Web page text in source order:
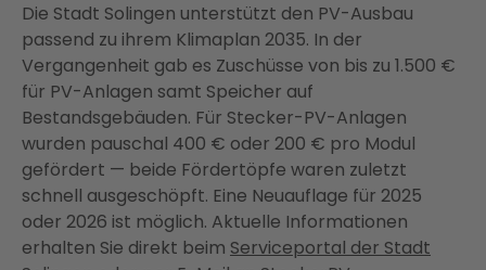
Die Stadt Solingen unterstützt den PV-Ausbau
passend zu ihrem Klimaplan 2035. In der
Vergangenheit gab es Zuschüsse von bis zu 1.500 €
für PV-Anlagen samt Speicher auf
Bestandsgebäuden. Für Stecker-PV-Anlagen
wurden pauschal 400 € oder 200 € pro Modul
gefördert — beide Fördertöpfe waren zuletzt
schnell ausgeschöpft. Eine Neuauflage für 2025
oder 2026 ist möglich. Aktuelle Informationen
erhalten Sie direkt beim Serviceportal der Stadt